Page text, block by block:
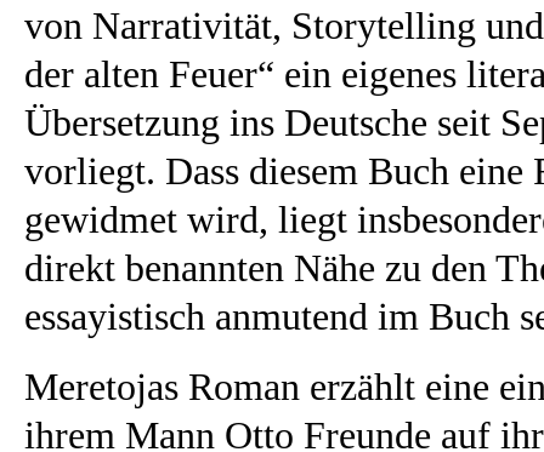
von Narrativität, Storytelling
der alten Feuer“ ein eigenes
Übersetzung ins Deutsche seit
vorliegt. Dass diesem Buch
gewidmet wird, liegt
direkt benannten Nähe zu den
essayistisch anmutend im Buch
Meretojas Roman erzählt eine
ihrem Mann Otto Freunde auf